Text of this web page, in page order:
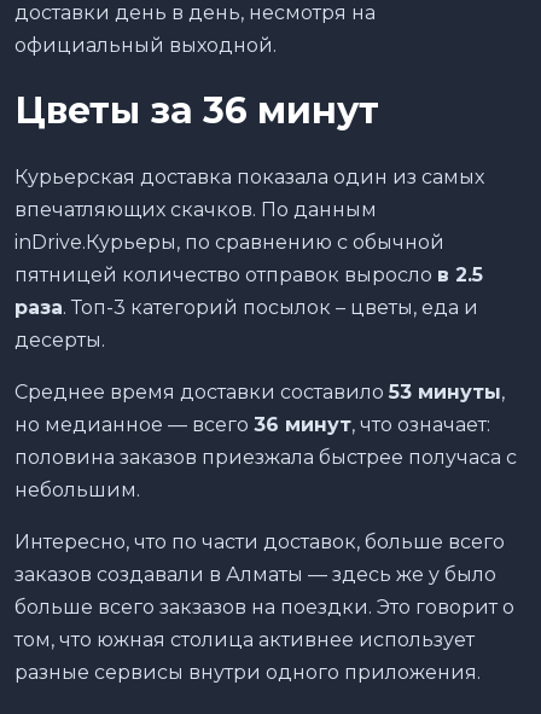
доставки день в день, несмотря на
официальный выходной.
Цветы за 36 минут
Курьерская доставка показала один из самых
впечатляющих скачков. По данным
inDrive.Курьеры, по сравнению с обычной
пятницей количество отправок выросло в 2.5
раза. Топ-3 категорий посылок – цветы, еда и
десерты.
Среднее время доставки составило 53 минуты,
но медианное — всего 36 минут, что означает:
половина заказов приезжала быстрее получаса с
небольшим.
Интересно, что по части доставок, больше всего
заказов создавали в Алматы — здесь же у было
больше всего закзазов на поездки. Это говорит о
том, что южная столица активнее использует
разные сервисы внутри одного приложения.